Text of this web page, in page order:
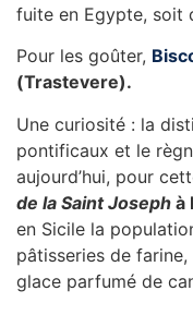
fuite en Egypte, soit
Pour les goûter,
(Trastevere).
Une curiosité : la
pontificaux et le
aujourd’hui, pour
de la Saint Joseph à
en Sicile la
pâtisseries de
glace parfumé de